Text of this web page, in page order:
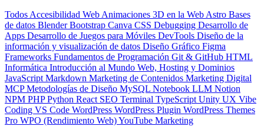
Todos Accesibilidad Web Animaciones 3D en la Web Astro Bases
de datos BlenderBootstrap Canva CSS Debugging Desarrollo de
Apps Desarrollo de Juegos para Móviles DevTools Diseño de la
información y visualización de datos Diseño Gráfico Figma
Frameworks Fundamentos de Programación Git & GitHub HTML
Informática Introducción al Mundo Web, Hosting y Dominios
JavaScript Markdown Marketing de Contenidos Marketing Digital
MCPMetodologías de Diseño MySQL Notebook LLM Notion
NPM PHPPython React SEO Terminal TypeScript Unity UX Vibe
Coding VS Code WordPress WordPress Plugin WordPress Themes
Pro WPO (Rendimiento Web)YouTube Marketing